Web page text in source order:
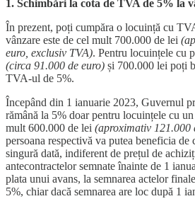
1. Schimbări la cota de TVA de 5% la
În prezent, poți cumpăra o locuință cu
vânzare este de cel mult 700.000 de lei
euro, exclusiv TVA). Pentru locuințele cu
(circa 91.000 de euro) și 700.000 lei poți
TVA-ul de 5%.
Începând din 1 ianuarie 2023, Guvernul
rămână la 5% doar pentru locuințele cu
mult 600.000 de lei (aproximativ 121.000
persoana respectivă va putea beneficia
singură dată, indiferent de prețul de
antecontractelor semnate înainte de 1
plata unui avans, la semnarea actelor
5%, chiar dacă semnarea are loc după 1